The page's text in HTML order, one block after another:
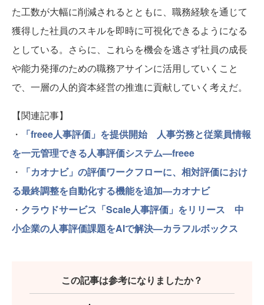
た工数が大幅に削減されるとともに、職務経験を通じて
獲得した社員のスキルを即時に可視化できるようになる
としている。さらに、これらを機会を逃さず社員の成長
や能力発揮のための職務アサインに活用していくこと
で、一層の人的資本経営の推進に貢献していく考えだ。
【関連記事】
・
「freee人事評価」を提供開始 人事労務と従業員情報
を一元管理できる人事評価システム—freee
・
「カオナビ」の評価ワークフローに、相対評価におけ
る最終調整を自動化する機能を追加—カオナビ
・ クラウドサービス「Scale人事評価」をリリース 中
小企業の人事評価課題をAIで解決—カラフルボックス
この記事は参考になりましたか？